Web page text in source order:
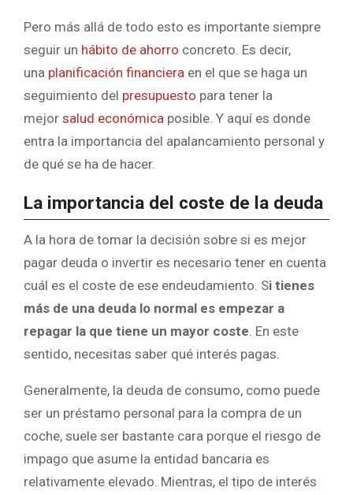
Pero más allá de todo esto es importante siempre
seguir un hábito de ahorro concreto. Es decir,
una planificación financiera en el que se haga un
seguimiento del presupuesto para tener la
mejor salud económica posible. Y aquí es donde
entra la importancia del apalancamiento personal y
de qué se ha de hacer.
La importancia del coste de la deuda
A la hora de tomar la decisión sobre si es mejor
pagar deuda o invertir es necesario tener en cuenta
cuál es el coste de ese endeudamiento. Si tienes
más de una deuda lo normal es empezar a
repagar la que tiene un mayor coste . En este
sentido, necesitas saber qué interés pagas.
Generalmente, la deuda de consumo, como puede
ser un préstamo personal para la compra de un
coche, suele ser bastante cara porque el riesgo de
impago que asume la entidad bancaria es
relativamente elevado. Mientras, el tipo de interés